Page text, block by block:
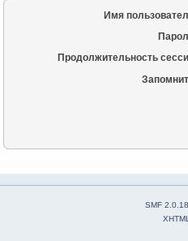
Имя
Продолжительность
SMF 2.0.18